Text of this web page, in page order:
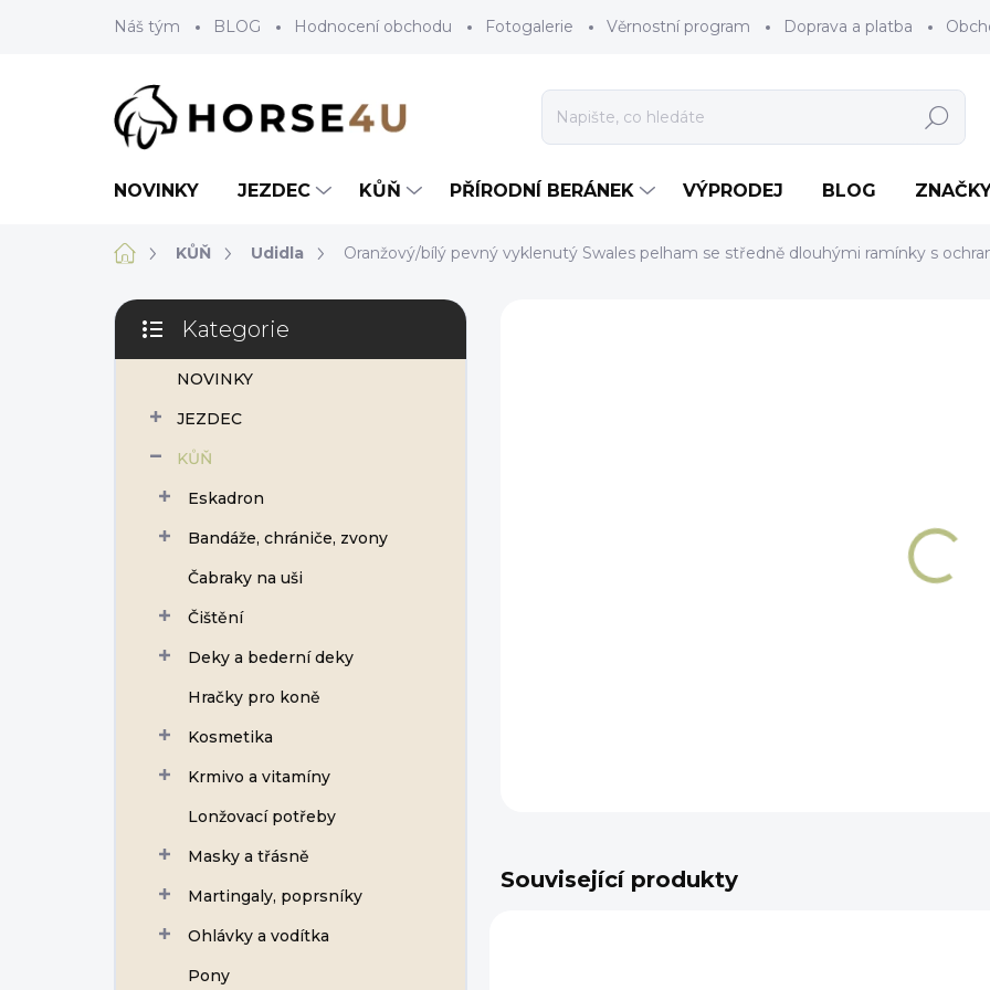
Náš tým BLOG Hodnocení obchodu Fotogalerie Věrnostní program Doprava a platba
Hledat
NOVINKY JEZDEC KŮŇ PŘÍRODNÍ BERÁNEK VÝPRODEJ BLOG
DomůKŮŇ Udidla Oranžový/bílý pevný vyklenutý Swales pelham se středně dlouhými ramínky s
P
s
Přeskočit
kategorie
Kategorie
NOVINKY
JEZDEC
KŮŇ
Eskadron
Bandáže, chrániče, zvony
Čabraky na uši
Čištění
Deky a bederní deky
Hračky pro koně
Kosmetika
Krmivo a vitamíny
Lonžovací potřeby
Masky a třásně
Martingaly, poprsníky
Ohlávky a vodítka
Pony
Související produkty